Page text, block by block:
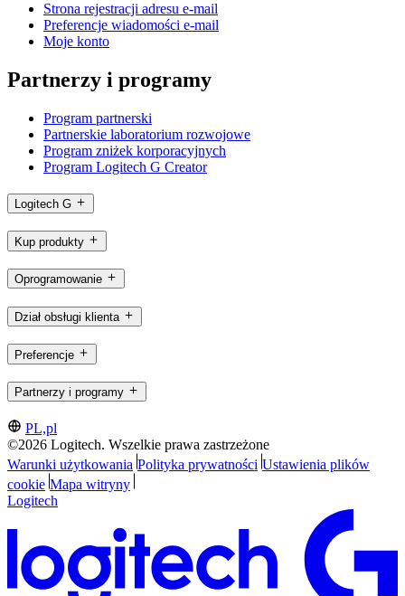
Strona rejestracji adresu e-mail
Preferencje wiadomości e-mail
Moje konto
Partnerzy i programy
Program partnerski
Partnerskie laboratorium rozwojowe
Program zniżek korporacyjnych
Program Logitech G Creator
Logitech G
Kup produkty
Oprogramowanie
Dział obsługi klienta
Preferencje
Partnerzy i programy
PL,pl
©2026 Logitech. Wszelkie prawa zastrzeżone
Warunki użytkowania Polityka prywatności Ustawienia plików
cookie Mapa witryny
Logitech